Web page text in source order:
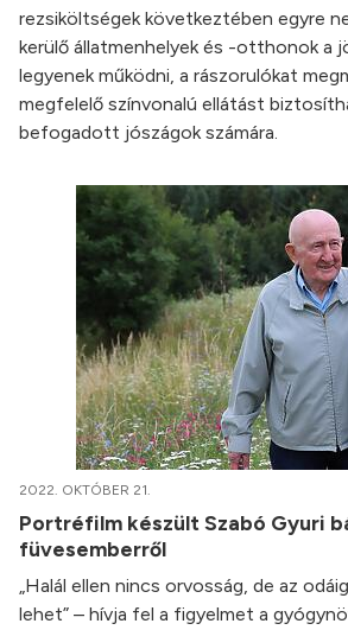
rezsiköltségek következtében egyre
kerülő állatmenhelyek és -otthonok a
legyenek működni, a rászorulókat
megfelelő színvonalú ellátást
befogadott jószágok számára.
2022. OKTÓBER 21.
Portréfilm készült Szabó Gyuri
füvesemberről
„Halál ellen nincs orvosság, de az
lehet” – hívja fel a figyelmet a